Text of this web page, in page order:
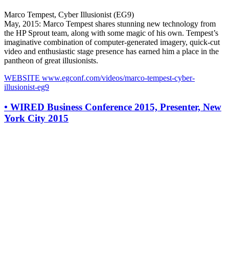
Marco Tempest, Cyber Illusionist (EG9)
May, 2015: Marco Tempest shares stunning new technology from
the HP Sprout team, along with some magic of his own. Tempest’s
imaginative combination of computer-generated imagery, quick-cut
video and enthusiastic stage presence has earned him a place in the
pantheon of great illusionists.
WEBSITE www.egconf.com/videos/marco-tempest-cyber-
illusionist-eg9
• WIRED Business Conference 2015, Presenter, New
York City 2015